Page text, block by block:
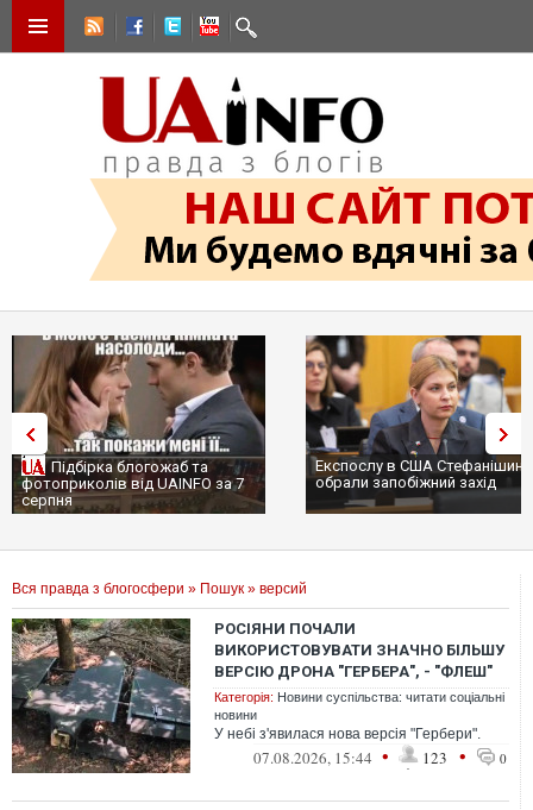
Підбірка блогожаб та
фотоприколів від UAINFO за 7
серпня
Експослу в США
обрали запобіжний захід
Вся правда з блогосфери » Пошук » версий
РОСІЯНИ ПОЧАЛИ
ВИКОРИСТОВУВАТИ ЗНАЧНО БІЛЬШУ
ВЕРСІЮ ДРОНА "ГЕРБЕРА", - "ФЛЕШ"
Категорія: Новини суспільства: читати соціальні
новини
У небі з'явилася нова версія "Гербери".
07.08.2026, 15:44 • 123 • 0